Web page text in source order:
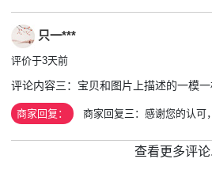
只一***
评价于3天前
评论内容三：宝贝和图片上描述的一模一
商家回复： 商家回复三：感谢您的认可
查看更多评论